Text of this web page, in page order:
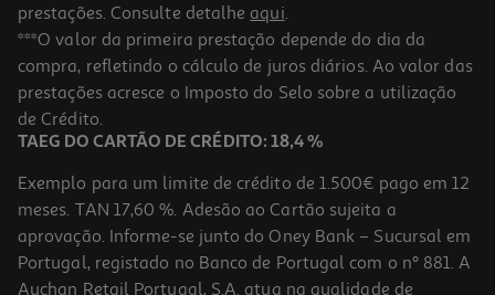
Livro O Diário De Um Banana 3 - Jeff Kinney
10.19 €/un
10,19 €
prestações. Consulte detalhe aqui.
***O valor da primeira prestação depende do dia da
compra, refletindo o cálculo de juros diários. Ao valor das
prestações acresce o Imposto do Selo sobre a utilização
de Crédito.
TAEG DO CARTÃO DE CRÉDITO: 18,4 %
Exemplo para um limite de crédito de 1.500€ pago em 12
meses. TAN 17,60 %. Adesão ao Cartão sujeita a
aprovação. Informe-se junto do Oney Bank – Sucursal em
Portugal, registado no Banco de Portugal com o nº 881. A
Auchan Retail Portugal, S.A. atua na qualidade de